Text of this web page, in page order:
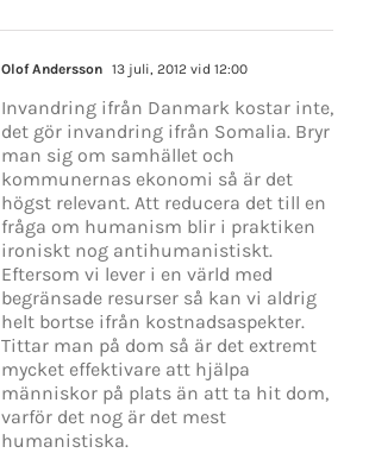
Olof Andersson 13 juli, 2012 vid 12:00
Invandring ifrån Danmark kostar inte,
det gör invandring ifrån Somalia. Bryr
man sig om samhället och
kommunernas ekonomi så är det
högst relevant. Att reducera det till en
fråga om humanism blir i praktiken
ironiskt nog antihumanistiskt.
Eftersom vi lever i en värld med
begränsade resurser så kan vi aldrig
helt bortse ifrån kostnadsaspekter.
Tittar man på dom så är det extremt
mycket effektivare att hjälpa
människor på plats än att ta hit dom,
varför det nog är det mest
humanistiska.